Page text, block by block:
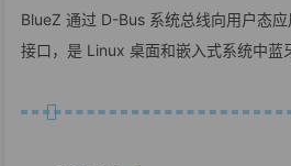
BlueZ 通过 D-Bus 系统总线向用户态
接口，是 Linux 桌面和嵌入式系统中蓝